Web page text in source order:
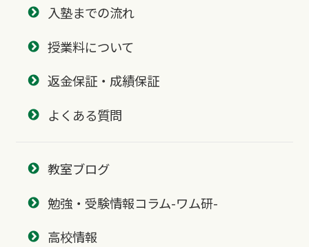
入塾までの流れ
授業料について
返金保証・成績保証
よくある質問
教室ブログ
勉強・受験情報コラム-ワム研-
高校情報